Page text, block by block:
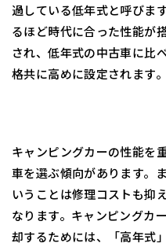
過している低年式と呼びま
るほど時代に合った性能が
され、低年式の中古車に比
格共に高めに設定されます。
キャンピングカーの性能を
車を選ぶ傾向があります。
いうことは修理コストも抑
なります。キャンピングカ
却するためには、「高年式